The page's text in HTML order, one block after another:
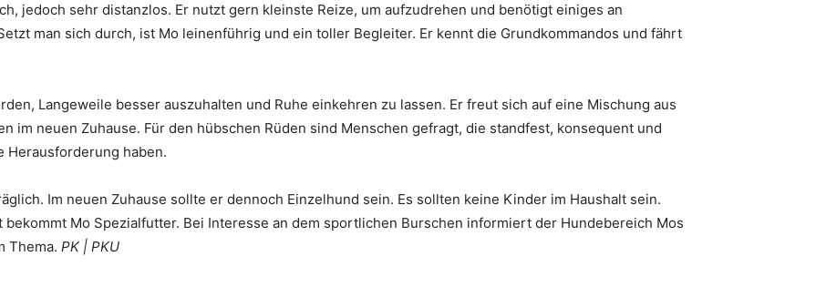
jedoch sehr distanzlos. Er nutzt gern kleinste Reize, um aufzudrehen und benötigt einiges an
man sich durch, ist Mo leinenführig und ein toller Begleiter. Er kennt die Grundkommandos und fährt
Langeweile besser auszuhalten und Ruhe einkehren zu lassen. Er freut sich auf eine Mischung aus
im neuen Zuhause. Für den hübschen Rüden sind Menschen gefragt, die standfest, konsequent und
Herausforderung haben.
Im neuen Zuhause sollte er dennoch Einzelhund sein. Es sollten keine Kinder im Haushalt sein.
Mo Spezialfutter. Bei Interesse an dem sportlichen Burschen informiert der Hundebereich Mos
Thema. PK | PKU